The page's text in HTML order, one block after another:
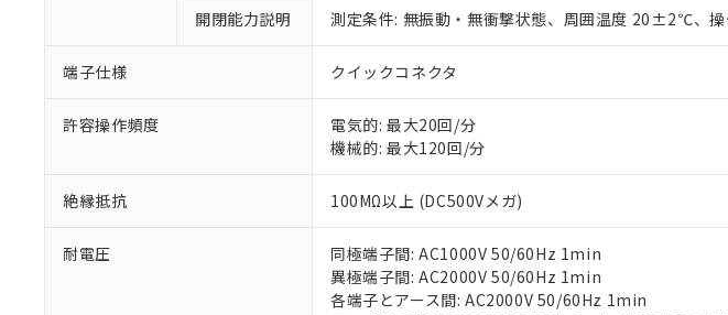
開閉能力説明 測定条件: 無振動・無衝撃状態、周囲温度 20±2℃、
端子仕様 クイックコネクタ
許容操作頻度
電気的: 最大20回/分
機械的: 最大120回/分
絶縁抵抗 100MΩ以上 (DC500Vメガ)
耐電圧
同極端子間: AC1000V 50/60Hz 1min
異極端子間: AC2000V 50/60Hz 1min
各端子とアース間: AC2000V 50/60Hz 1min
以下の条件をお読みいただき、同意のうえご利用
本サービスは、当社制御機器事業取扱商品の
くものです。
当社制御機器事業取扱商品の中には、本サー
在庫状況および標準価格照会結果は、記載し
のであり、閲覧された時点での実際の在庫お
い。
正式な納期状況および標準価格はお客様のお
当社販売員にご相談ください。
オムロン制御機器販売店や当社販売拠点は「
在庫状況および標準価格結果を当社の事前の
仕入先様の事情により、非含有部品としていたも
*EU RoHS指令（10物質）：
鉛(Pb) 1000ppm以下、 水銀(Hg) 1000ppm以下、 カドミウム
六価クロム(Cr(Ⅵ)) 1000ppm以下、ポリ臭化ビフェニル類(PBB)
フタル酸ビス(2-エチルヘキシル) (DEHP)(別名：DOP) 1000ppm
ル（DBP） 1000ppm以下、フタル酸ジイソブチル (DIBP)
※2 対応予定月
部品在庫の切り替え状況などにより、予定月が前後
※1 中国RoHS○×表
「○」：最大均質材料含有率が中国RoHSの基準値
「×」：最大均質材料含有率が中国RoHSの基準値
「－」：未確認です。当社販売部門へお問い合わ
*中国RoHS10物質の基準値 (GB/T26572)：
Pb(鉛) :1000ppm、 Hg(水銀) : 1000ppm、 Cd(カドミウム) :
Cr(Ⅵ)(六価クロム) : 1000ppm、 PBBs(ポリ臭化ビフェニル類) :
DBP(フタル酸ジブチル) : 1000ppm、 DIBP(フタル酸ジイソブチ
DEHP(フタル酸ビス(2-エチルヘキシル)) : 1000ppm
※2 環境保護使用期限
当社は、これら貴社製品のうち、外国為替お
などの必要な手続きをとります。
当社は規制貨物を破棄する場合は、完全に破
ます。
当社は貴社製品を、核兵器、ミサイル、化学
置等に一切使用いたしません。
当社は、貴社製品を第三者に販売する場合は
また当社は、販売先および販売に係わる関係
たしません。
記
号
説明
○ 一定数以上の在庫あり
△ 一定数には満たないが在庫あり
－
在庫なし(最新の在庫状況については、お